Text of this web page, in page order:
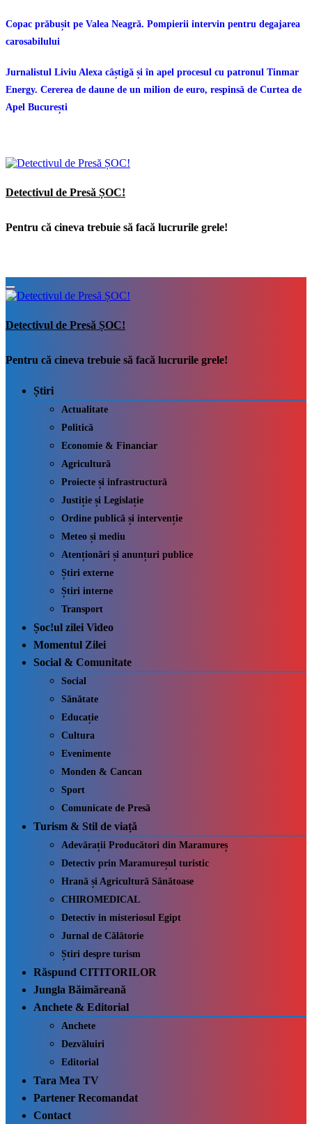
Copac prăbușit pe Valea Neagră. Pompierii intervin pentru degajarea
carosabilului
Jurnalistul Liviu Alexa câștigă și în apel procesul cu patronul Tinmar
Energy. Cererea de daune de un milion de euro, respinsă de Curtea de
Apel București
Detectivul de Presă ȘOC!
Pentru că cineva trebuie să facă lucrurile grele!
Detectivul de Presă ȘOC!
Pentru că cineva trebuie să facă lucrurile grele!
Știri
Actualitate
Politică
Economie & Financiar
Agricultură
Proiecte și infrastructură
Justiție și Legislație
Ordine publică și intervenție
Meteo și mediu
Atenționări și anunțuri publice
Știri externe
Știri interne
Transport
Șoc!ul zilei Video
Momentul Zilei
Social & Comunitate
Social
Sănătate
Educație
Cultura
Evenimente
Monden & Cancan
Sport
Comunicate de Presă
Turism & Stil de viață
Adevărații Producători din Maramureș
Detectiv prin Maramureșul turistic
Hrană și Agricultură Sănătoase
CHIROMEDICAL
Detectiv in misteriosul Egipt
Jurnal de Călătorie
Știri despre turism
Răspund CITITORILOR
Jungla Băimăreană
Anchete & Editorial
Anchete
Dezvăluiri
Editorial
Tara Mea TV
Partener Recomandat
Contact